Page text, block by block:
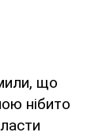
що
нібито